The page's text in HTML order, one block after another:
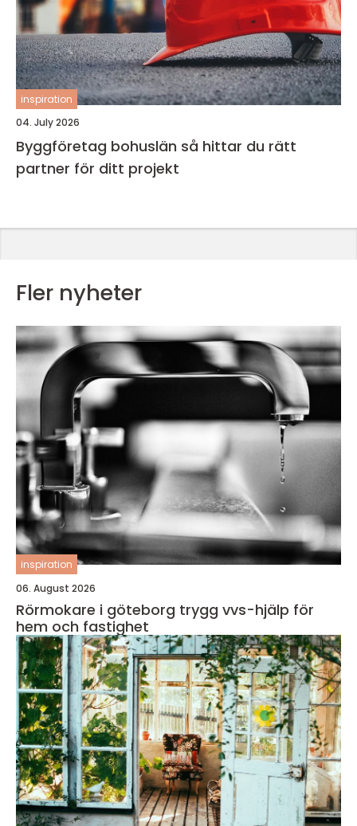
inspiration
04. July 2026
Byggföretag bohuslän så hittar du rätt
partner för ditt projekt
Fler nyheter
inspiration
06. August 2026
Rörmokare i göteborg trygg vvs-hjälp för
hem och fastighet